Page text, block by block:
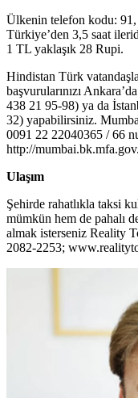
Ülkenin telefon kodu:
Türkiye’den 3,5 saat
1 TL yaklaşık 28 Rupi.
Hindistan Türk
başvurularınızı
438 21 95-98) ya da
32) yapabilirsiniz.
0091 22 22040365 / 66
http://
Ulaşım
Şehirde rahatlıkla taksi
mümkün hem de pahalı
almak isterseniz Reality
2082-2253;